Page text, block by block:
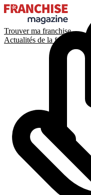
Trouver ma franchise
Actualités de la franchise